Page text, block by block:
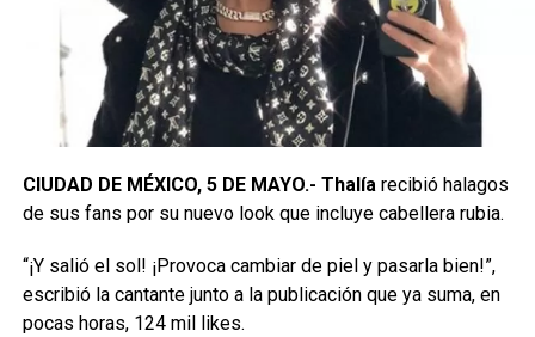
CIUDAD DE MÉXICO, 5 DE MAYO.- Thalía recibió halagos
de sus fans por su nuevo look que incluye cabellera rubia.
“¡Y salió el sol! ¡Provoca cambiar de piel y pasarla bien!”,
escribió la cantante junto a la publicación que ya suma, en
pocas horas, 124 mil likes.